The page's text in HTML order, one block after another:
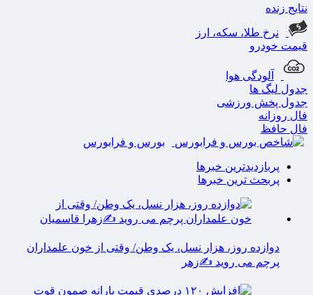
نتایج زنده
نرخ طلا، سکه، ارز
قیمت خودرو
آلودگی هوا
جدول لیگ ها
جدول پخش ورزشی
فال روزانه
فال حافظ
بورس و فرابورس
پربازدیدترین خبرها
پربحث ترین خبرها
دوازده روز، هزار نسل، یک وطن/ وقتی از خون علمداران
پرچم می روید ✍️زهر